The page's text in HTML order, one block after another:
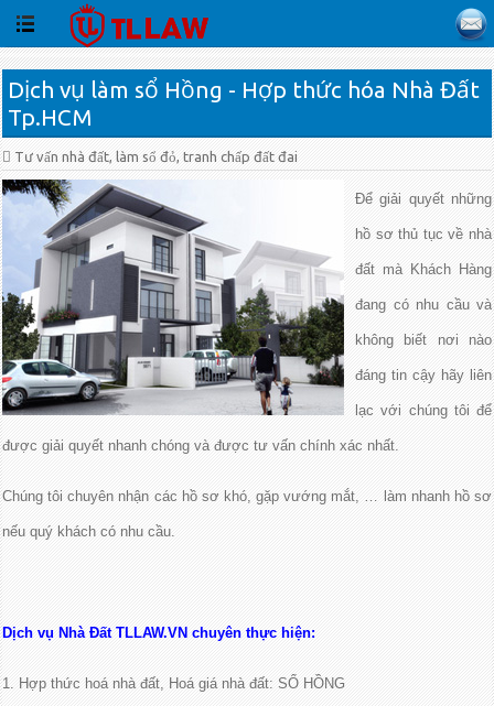
Dịch vụ làm sổ Hồng - Hợp thức hóa Nhà Đất
Tp.HCM
Tư vấn nhà đất, làm sổ đỏ, tranh chấp đất đai
Để giải quyết những
hồ sơ thủ tục về nhà
đất mà Khách Hàng
đang có nhu cầu và
không biết nơi nào
đáng tin cậy hãy liên
lạc với chúng tôi để
được giải quyết nhanh chóng và được tư vấn chính xác nhất.
Chúng tôi chuyên nhận các hồ sơ khó, gặp vướng mắt, … làm nhanh hồ sơ
nếu quý khách có nhu cầu.
Dịch vụ Nhà Đất TLLAW.VN chuyên thực hiện:
1. Hợp thức hoá nhà đất, Hoá giá nhà đất: SỔ HỒNG